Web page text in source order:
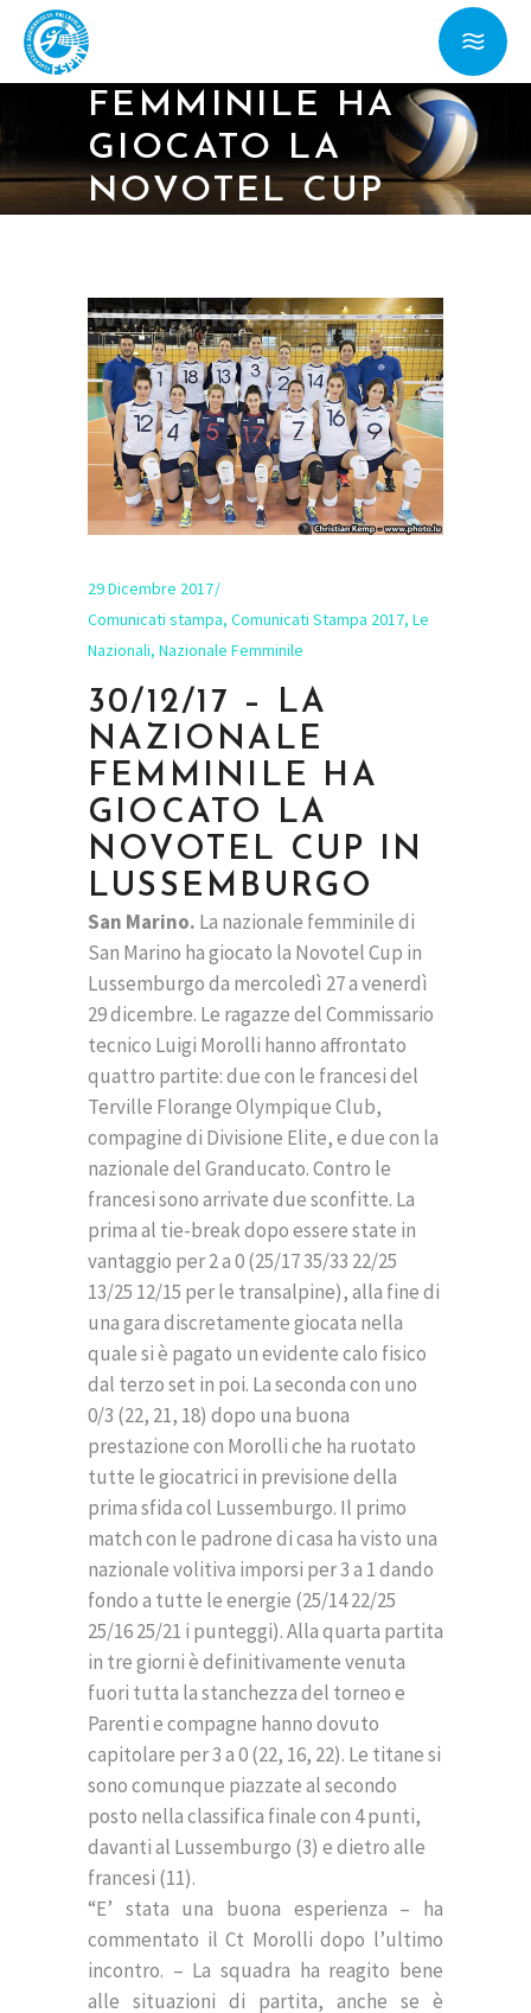
FEMMINILE HA
GIOCATO LA
NOVOTEL CUP
29 Dicembre 2017
Comunicati stampa, Comunicati Stampa 2017, Le
Nazionali, Nazionale Femminile
30/12/17 – LA
NAZIONALE
FEMMINILE HA
GIOCATO LA
NOVOTEL CUP IN
LUSSEMBURGO
San Marino. La nazionale femminile di
San Marino ha giocato la Novotel Cup in
Lussemburgo da mercoledì 27 a venerdì
29 dicembre. Le ragazze del Commissario
tecnico Luigi Morolli hanno affrontato
quattro partite: due con le francesi del
Terville Florange Olympique Club,
compagine di Divisione Elite, e due con la
nazionale del Granducato. Contro le
francesi sono arrivate due sconfitte. La
prima al tie-break dopo essere state in
vantaggio per 2 a 0 (25/17 35/33 22/25
13/25 12/15 per le transalpine), alla fine di
una gara discretamente giocata nella
quale si è pagato un evidente calo fisico
dal terzo set in poi. La seconda con uno
0/3 (22, 21, 18) dopo una buona
prestazione con Morolli che ha ruotato
tutte le giocatrici in previsione della
prima sfida col Lussemburgo. Il primo
match con le padrone di casa ha visto una
nazionale volitiva imporsi per 3 a 1 dando
fondo a tutte le energie (25/14 22/25
25/16 25/21 i punteggi). Alla quarta partita
in tre giorni è definitivamente venuta
fuori tutta la stanchezza del torneo e
Parenti e compagne hanno dovuto
capitolare per 3 a 0 (22, 16, 22). Le titane si
sono comunque piazzate al secondo
posto nella classifica finale con 4 punti,
davanti al Lussemburgo (3) e dietro alle
francesi (11).
“E’ stata una buona esperienza – ha
commentato il Ct Morolli dopo l’ultimo
incontro. – La squadra ha reagito bene
alle situazioni di partita, anche se è